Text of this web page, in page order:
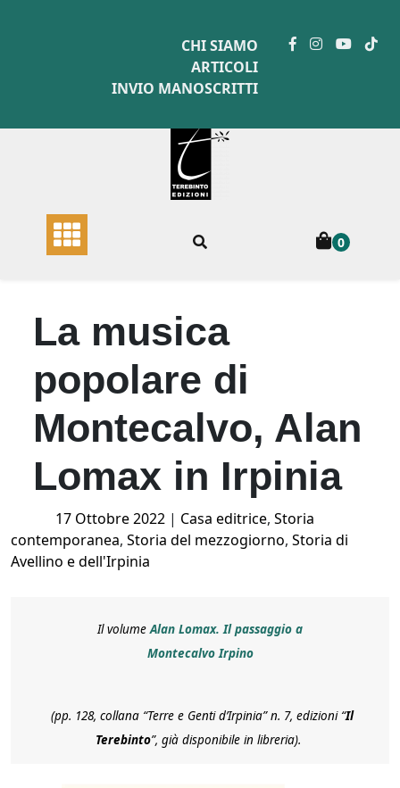
CHI SIAMO
ARTICOLI
INVIO MANOSCRITTI
0
La musica
popolare di
Montecalvo, Alan
Lomax in Irpinia
Posted
on
17 Ottobre 2022 | Casa editrice, Storia
contemporanea, Storia del mezzogiorno, Storia di
Avellino e dell'Irpinia
Il volumeAlan Lomax. Il passaggio a
Montecalvo Irpino
(pp. 128, collana “Terre e Genti d’Irpinia” n. 7, edizioni “Il
Terebinto”, già disponibile in libreria).